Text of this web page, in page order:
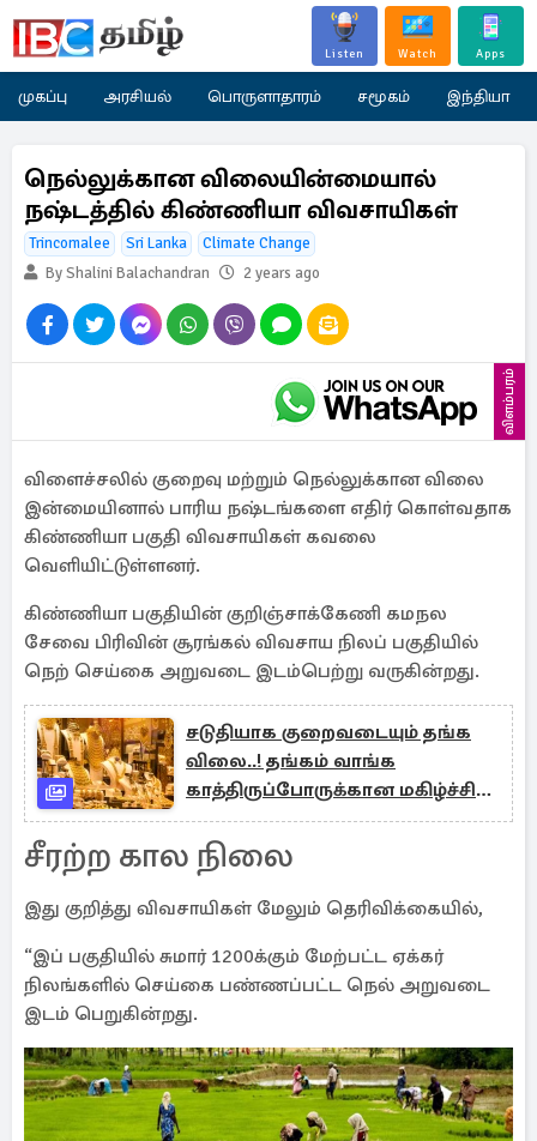
Listen Watch Apps
முகப்பு அரசியல் பொருளாதாரம் சமூகம் இந்தியா
நெல்லுக்கான விலையின்மையால்
நஷ்டத்தில் கிண்ணியா விவசாயிகள்
Trincomalee Sri Lanka
Climate Change
By Shalini Balachandran
2 years ago
விளம்பரம்
விளைச்சலில் குறைவு மற்றும் நெல்லுக்கான விலை
இன்மையினால் பாரிய நஷ்டங்களை எதிர் கொள்வதாக
கிண்ணியா பகுதி விவசாயிகள் கவலை
வெளியிட்டுள்ளனர்.
கிண்ணியா பகுதியின் குறிஞ்சாக்கேணி கமநல
சேவை பிரிவின் சூரங்கல் விவசாய நிலப் பகுதியில்
நெற் செய்கை அறுவடை இடம்பெற்று வருகின்றது.
சடுதியாக குறைவடையும் தங்க
விலை..! தங்கம் வாங்க
காத்திருப்போருக்கான மகிழ்ச்சி
தகவல்
சீரற்ற கால நிலை
இது குறித்து விவசாயிகள் மேலும் தெரிவிக்கையில்,
“இப் பகுதியில் சுமார் 1200க்கும் மேற்பட்ட ஏக்கர்
நிலங்களில் செய்கை பண்ணப்பட்ட நெல் அறுவடை
இடம் பெறுகின்றது.